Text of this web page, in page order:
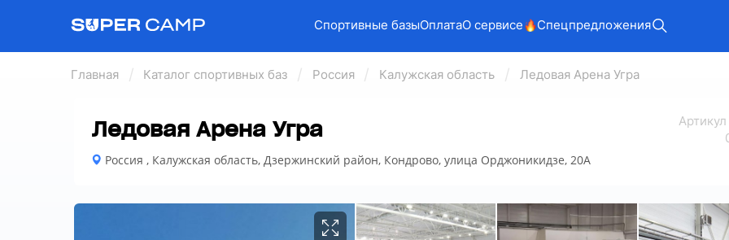
Спортивные базыОплатаО сервисе Спецпредложения
Главная Каталог спортивных баз Россия Калужская область Ледовая Арена Угра
Арт
Ледовая Арена Угра
Россия , Калужская область, Дзержинский район, Кондрово, улица Орджоникидзе, 20А